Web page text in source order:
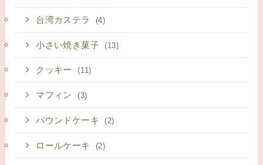
台湾カステラ (4)
小さい焼き菓子 (13)
クッキー (11)
マフィン (3)
パウンドケーキ (2)
ロールケーキ (2)